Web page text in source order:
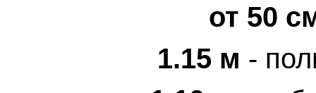
от 50
1.15 м -